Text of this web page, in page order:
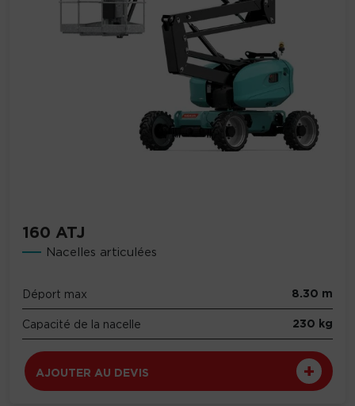
160 ATJ
Nacelles articulées
Déport max 8.30 m
Capacité de la nacelle 230 kg
AJOUTER AU DEVIS